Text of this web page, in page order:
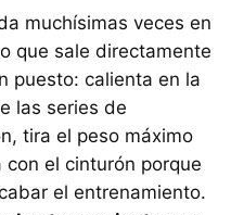
muchísimas veces en
que sale directamente
puesto: calienta en la
las series de
tira el peso máximo
el cinturón porque
el entrenamiento.